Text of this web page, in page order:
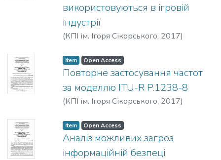
використовуються в ігровій
індустрії
(КПІ ім. Ігоря Сікорського, 2017)
Item Open Access
Повторне застосування частот
за моделлю ITU-R P.1238-8
(КПІ ім. Ігоря Сікорського, 2017)
Item Open Access
Аналіз можливих загроз
інформаційній безпеці